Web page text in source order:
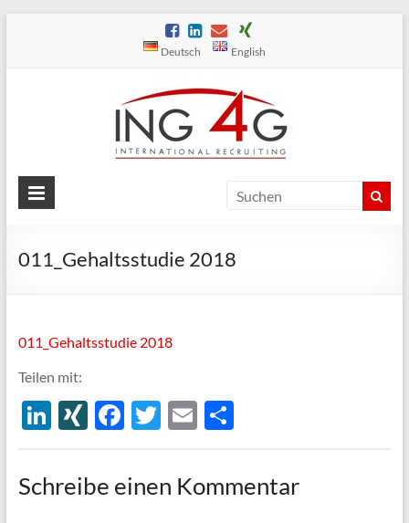
Deutsch English
011_Gehaltsstudie 2018
011_Gehaltsstudie 2018
Teilen mit:
Li
e
XI
G
F
e
b
T
itt
er
E T
n
Schreibe einen Kommentar